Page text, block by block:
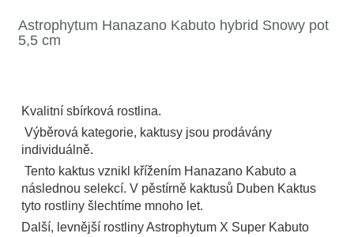
Astrophytum Hanazano Kabuto hybrid Snowy pot
5,5 cm
Kvalitní sbírková rostlina.
Výběrová kategorie, kaktusy jsou prodávány
individuálně.
Tento kaktus vznikl křížením Hanazano Kabuto a
následnou selekcí. V pěstírně kaktusů Duben Kaktus
tyto rostliny šlechtíme mnoho let.
Další, levnější rostliny Astrophytum X Super Kabuto